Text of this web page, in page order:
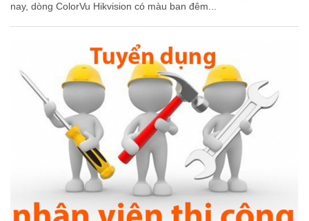
nay, dòng ColorVu Hikvision có màu ban đêm...